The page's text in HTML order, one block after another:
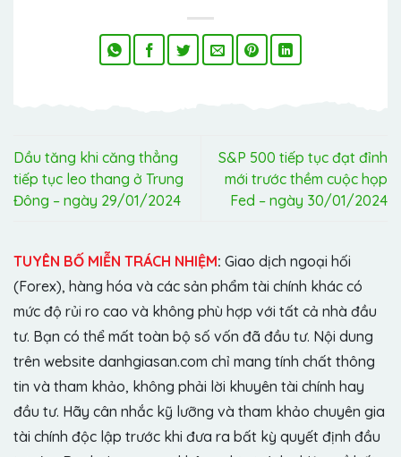
Dầu tăng khi căng thẳng
tiếp tục leo thang ở Trung
Đông – ngày 29/01/2024
S&P 500 tiếp tục đạt đỉnh
mới trước thềm cuộc họp
Fed – ngày 30/01/2024
TUYÊN BỐ MIỄN TRÁCH NHIỆM: Giao dịch ngoại hối
(Forex), hàng hóa và các sản phẩm tài chính khác có
mức độ rủi ro cao và không phù hợp với tất cả nhà đầu
tư. Bạn có thể mất toàn bộ số vốn đã đầu tư. Nội dung
trên website danhgiasan.com chỉ mang tính chất thông
tin và tham khảo, không phải lời khuyên tài chính hay
đầu tư. Hãy cân nhắc kỹ lưỡng và tham khảo chuyên gia
tài chính độc lập trước khi đưa ra bất kỳ quyết định đầu